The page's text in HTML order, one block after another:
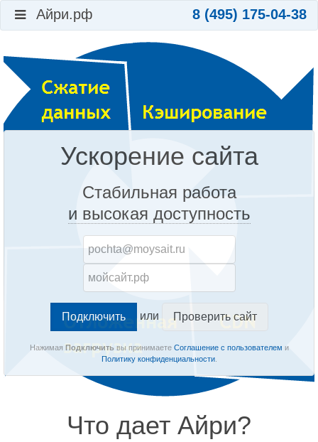
Айри.рф 8 (495) 175-04-38
Ускорение сайта
Стабильная работа
и высокая доступность
или Проверить сайт
Нажимая Подключитьвы принимаете Соглашение с пользователем и
Политику конфиденциальности.
Что дает Айри?